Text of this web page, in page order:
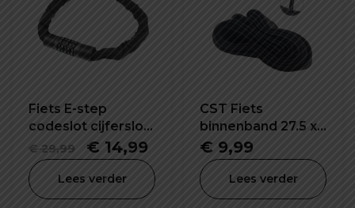
Fiets E-step
codeslot cijferslot
57X120 mm
€29,99
Oorspronkelijke
prijs
€ 14,99 Huidige
prijs
is:
Lees verder
CST Fiets
binnenband 27.5 x
1.95/2.15 inch SV-
32mm
€ 9,99
Lees verder